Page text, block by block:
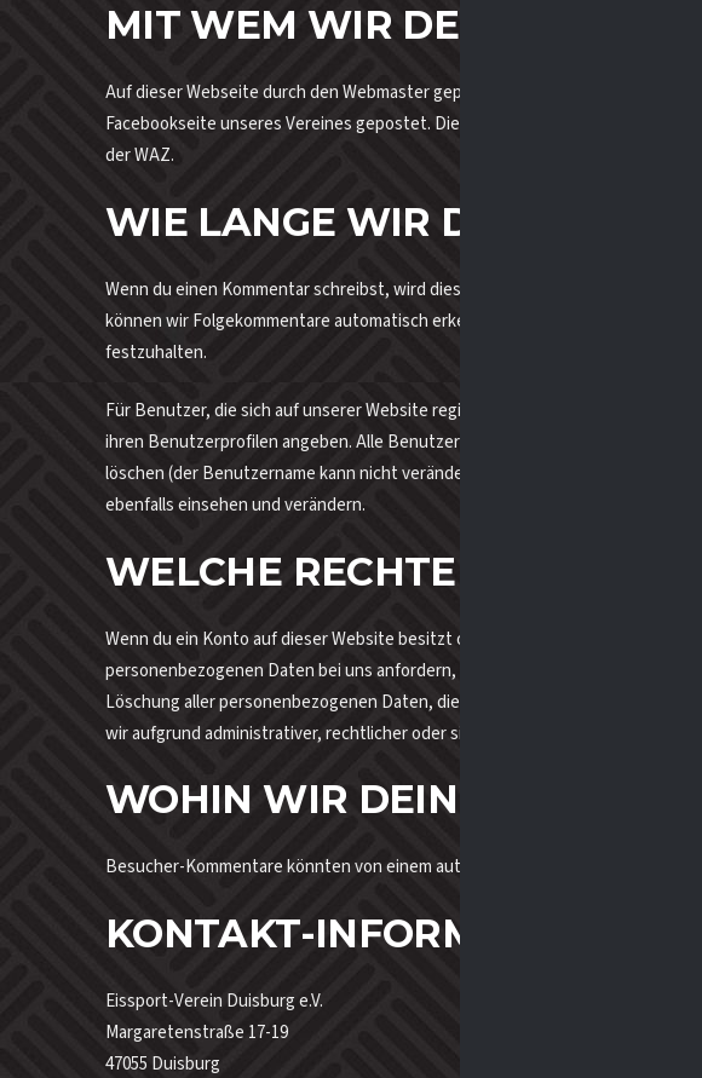
MIT WEM WIR DEINE DATEN
Auf dieser Webseite durch den Webmaster gepostete Artikel werden
Facebookseite unseres Vereines gepostet. Die Artikel sind zum Teil
der WAZ.
WIE LANGE WIR DEINE
Wenn du einen Kommentar schreibst, wird dieser inklusive Metadaten
können wir Folgekommentare automatisch erkennen und freigeben, anstelle
festzuhalten.
Für Benutzer, die sich auf unserer Website registrieren, speichern wir
ihren Benutzerprofilen angeben. Alle Benutzer können jederzeit ihre
löschen (der Benutzername kann nicht verändert werden). Administratoren
ebenfalls einsehen und verändern.
WELCHE RECHTE DU AN
Wenn du ein Konto auf dieser Website besitzt oder Kommentare geschrieben
personenbezogenen Daten bei uns anfordern, inklusive aller Daten, die du
Löschung aller personenbezogenen Daten, die wir von dir gespeichert
wir aufgrund administrativer, rechtlicher oder sicherheitsrelevanter
WOHIN WIR DEINE DATEN
Besucher-Kommentare könnten von einem automatisierten Dienst zur
KONTAKT-INFORMATIONEN
Eissport-Verein Duisburg e.V.
Margaretenstraße 17-19
47055 Duisburg